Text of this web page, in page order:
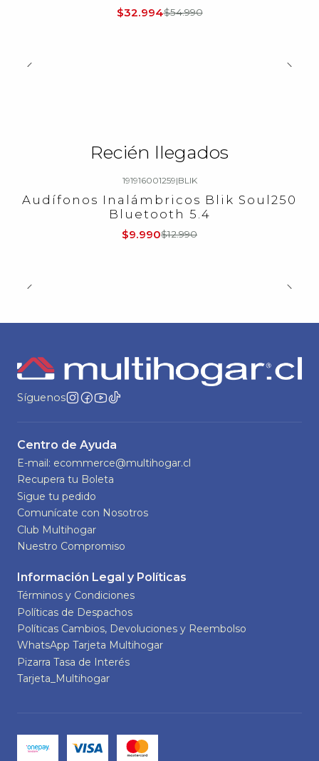
$32.994$54.990
Recién llegados
-23%OFF
191916001259|BLIK
Audífonos Inalámbricos Blik Soul250
Bluetooth 5.4
$9.990$12.990
Síguenos
Centro de Ayuda
E-mail: ecommerce@multihogar.cl
Recupera tu Boleta
Sigue tu pedido
Comunícate con Nosotros
Club Multihogar
Nuestro Compromiso
Información Legal y Políticas
Términos y Condiciones
Políticas de Despachos
Políticas Cambios, Devoluciones y Reembolso
WhatsApp Tarjeta Multihogar
Pizarra Tasa de Interés
Tarjeta_Multihogar